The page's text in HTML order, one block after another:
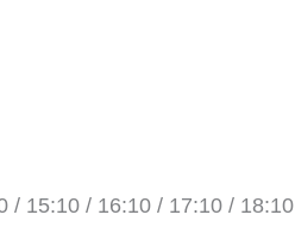
/ 15:10 / 16:10 / 17:10 / 18:10